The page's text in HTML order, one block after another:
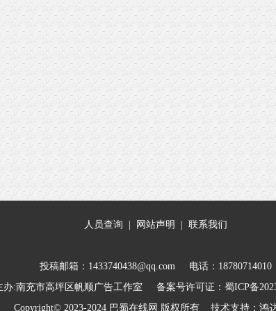
人员查询 网站声明 联系我们
投稿邮箱：1433740438@qq.com 电话：18780714010
办:南充市高坪区帆顺广告工作室 备案号许可证： 蜀ICP备
Copyright© 2023-2024 巴蜀在线网 版权所有 技术支持： 鸿